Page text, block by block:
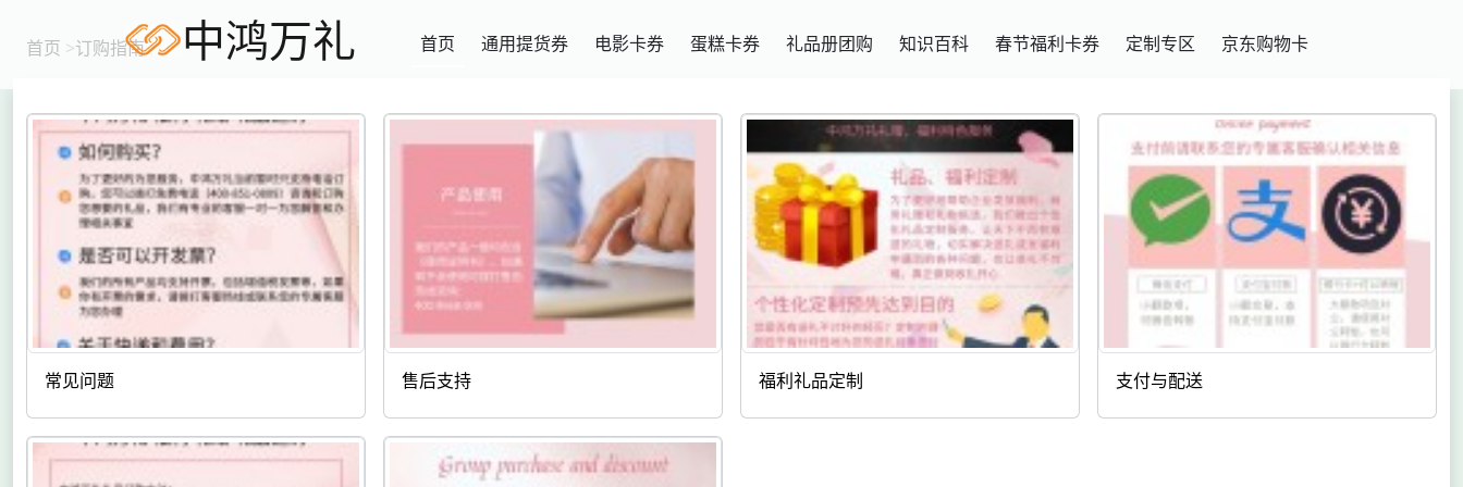
中鸿万礼 首页 通用提货券 电影卡券 蛋糕卡券 礼品册团购 知识百科 春节福利卡券 定制专区 京东购物卡
首页 >订购指南
常见问题 售后支持 福利礼品定制 支付与配送